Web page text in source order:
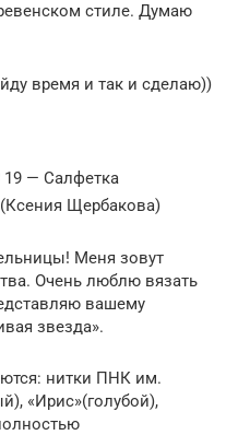
стиле. Думаю
время и так и сделаю))
19 — Салфетка
(Ксения Щербакова)
Меня зовут
Очень люблю вязать
вашему
звезда».
нитки ПНК им.
«Ирис»(голубой),